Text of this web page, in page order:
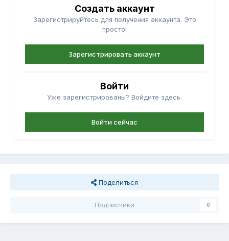
Создать аккаунт
Зарегистрируйтесь для получения аккаунта. Это
просто!
Зарегистрировать аккаунт
Войти
Уже зарегистрированы? Войдите здесь.
Войти сейчас
Поделиться
Подписчики 0